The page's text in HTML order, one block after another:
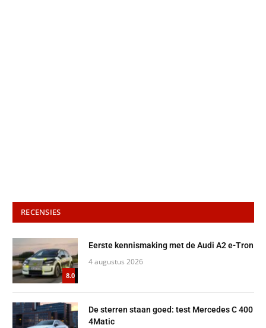
RECENSIES
8.0
Eerste kennismaking met de Audi A2 e-Tron
4 augustus 2026
De sterren staan goed: test Mercedes C 400
4Matic